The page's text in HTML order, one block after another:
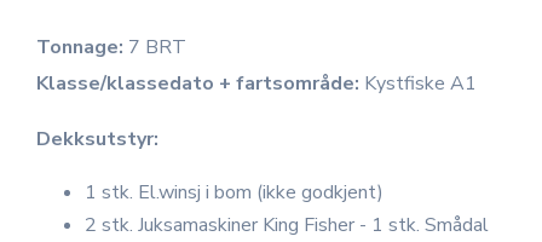
Tonnage: 7 BRT
Klasse/klassedato + fartsområde: Kystfiske A1
Dekksutstyr:
1 stk. El.winsj i bom (ikke godkjent)
2 stk. Juksamaskiner King Fisher - 1 stk. Smådal